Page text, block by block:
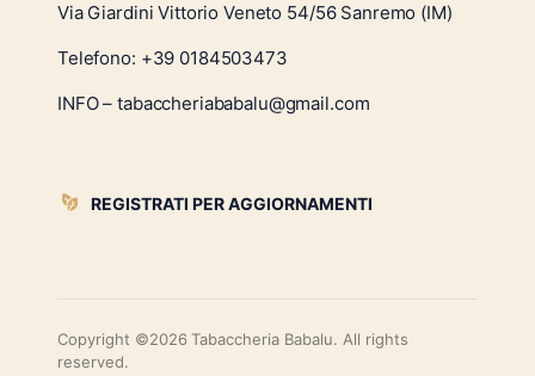
Via Giardini Vittorio Veneto 54/56 Sanremo (IM)
Telefono: +39 0184503473
INFO – tabaccheriababalu@gmail.com
REGISTRATI PER AGGIORNAMENTI
Copyright ©2026 Tabaccheria Babalu. All rights
reserved.